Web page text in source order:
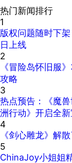
热门新闻排行
1
版权问题随时下
日上线
2
《冒险岛怀旧服
攻略
3
热点预告：《魔
洲行动》开启全新
4
《剑心雕龙》解
5
ChinaJoy小姐姐